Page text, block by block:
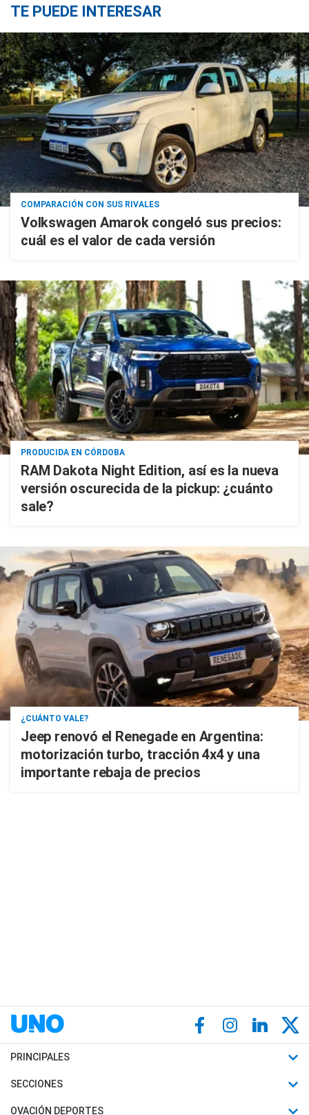
TE PUEDE INTERESAR
COMPARACIÓN CON SUS RIVALES
Volkswagen Amarok congeló sus precios:
cuál es el valor de cada versión
PRODUCIDA EN CÓRDOBA
RAM Dakota Night Edition, así es la nueva
versión oscurecida de la pickup: ¿cuánto
sale?
¿CUÁNTO VALE?
Jeep renovó el Renegade en Argentina:
motorización turbo, tracción 4x4 y una
importante rebaja de precios
PRINCIPALES
Últimas Noticias
Política
SECCIONES
Horóscopo
OVACIÓN DEPORTES